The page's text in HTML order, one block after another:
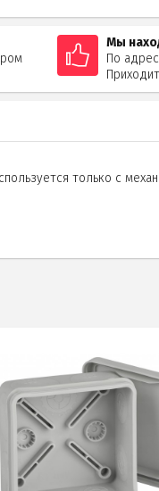
Мы
По
только с